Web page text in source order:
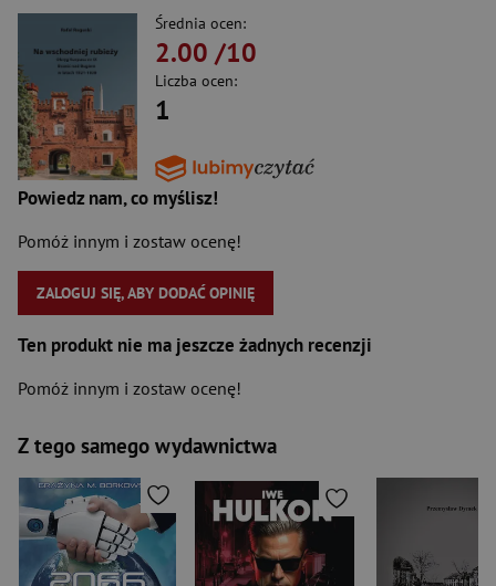
Średnia ocen:
2.00 /10
Liczba ocen:
1
Powiedz nam, co myślisz!
Pomóż innym i zostaw ocenę!
ZALOGUJ SIĘ, ABY DODAĆ OPINIĘ
Ten produkt nie ma jeszcze żadnych recenzji
Pomóż innym i zostaw ocenę!
Z tego samego wydawnictwa